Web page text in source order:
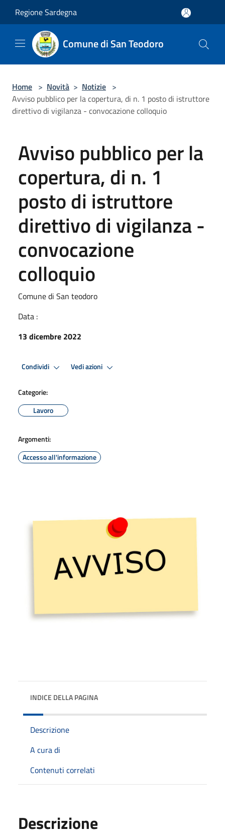
Regione Sardegna
Comune di San Teodoro
Home > Novità > Notizie >
Avviso pubblico per la copertura, di n. 1 posto di istruttore
direttivo di vigilanza - convocazione colloquio
Avviso pubblico per la
copertura, di n. 1
posto di istruttore
direttivo di vigilanza -
convocazione
colloquio
Comune di San teodoro
Data :
13 dicembre 2022
Condividi Vedi azioni
Categorie:
Lavoro
Argomenti:
Accesso all'informazione
INDICE DELLA PAGINA
Descrizione
A cura di
Contenuti correlati
Descrizione